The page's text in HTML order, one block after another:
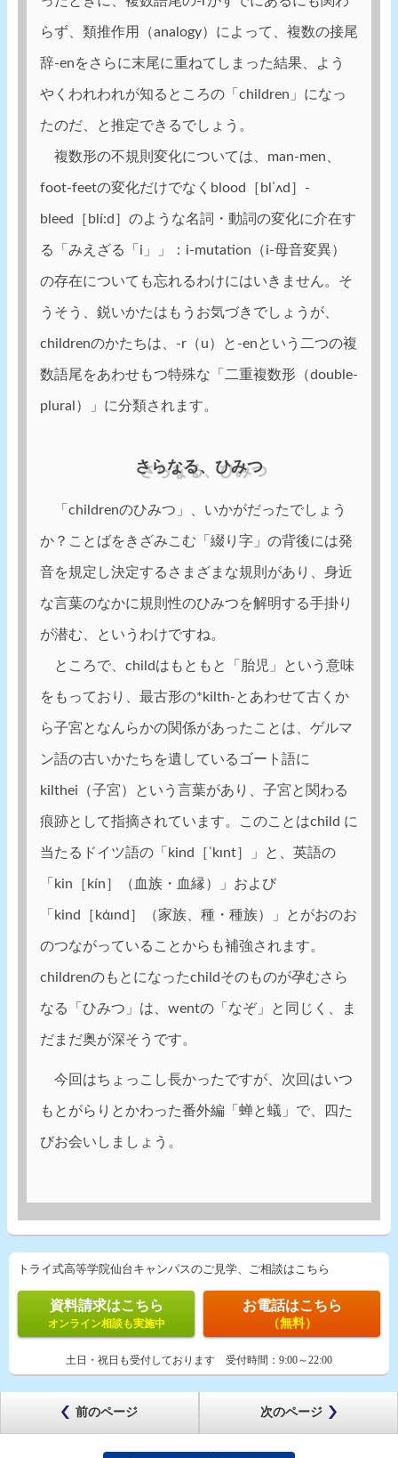
らず、類推作用（analogy）によって、複数の接尾
辞-enをさらに末尾に重ねてしまった結果、よう
やくわれわれが知るところの「children」になっ
たのだ、と推定できるでしょう。
複数形の不規則変化については、man-men、
foot-feetの変化だけでなくblood［blˈʌd］-
bleed［blí:d］のような名詞・動詞の変化に介在す
る「みえざる「i」」：i-mutation（i-母音変異）
の存在についても忘れるわけにはいきません。そ
うそう、鋭いかたはもうお気づきでしょうが、
childrenのかたちは、-r（u）と-enという二つの複
数語尾をあわせもつ特殊な「二重複数形（double-
plural）」に分類されます。
さらなる、ひみつ
「childrenのひみつ」、いかがだったでしょう
か？ことばをきざみこむ「綴り字」の背後には発
音を規定し決定するさまざまな規則があり、身近
な言葉のなかに規則性のひみつを解明する手掛り
が潜む、というわけですね。
ところで、childはもともと「胎児」という意味
をもっており、最古形の*kilth-とあわせて古くか
ら子宮となんらかの関係があったことは、ゲルマ
ン語の古いかたちを遺しているゴート語に
kilthei（子宮）という言葉があり、子宮と関わる
痕跡として指摘されています。このことはchild に
当たるドイツ語の「kind［ˈkɪnt］」と、英語の
「kin［kín］（血族・血縁）」および
「kind［kάɪnd］（家族、種・種族）」とがおのお
のつながっていることからも補強されます。
childrenのもとになったchildそのものが孕むさら
なる「ひみつ」は、wentの「なぞ」と同じく、ま
だまだ奥が深そうです。
今回はちょっこし長かったですが、次回はいつ
もとがらりとかわった番外編「蝉と蟻」で、四た
びお会いしましょう。
トライ式高等学院仙台キャンパスのご見学、ご相談はこちら
資料請求はこちら
オンライン相談も実施中
お電話はこちら
（無料）
土日・祝日も受付しております 受付時間： 9:00～22:00
前のページ 次のページ